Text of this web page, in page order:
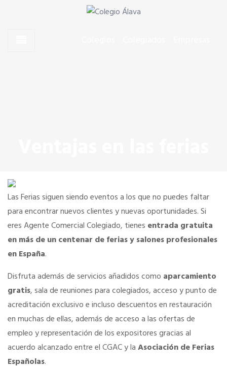
Colegio Álava
Agentes Comerciales de Álava
Dónde estamos
SERVICIOS
SERVICIOS EN TU COLEGIO
Si eres mujer o tienes menos de 36…
Curso de Acceso
Formación gratuita
Las Ferias siguen siendo eventos a los que no puedes faltar
para encontrar nuevos clientes y nuevas oportunidades. Si
eres Agente Comercial Colegiado, tienes entrada gratuita
en más de un centenar de ferias y salones profesionales
en España.
Disfruta además de servicios añadidos como aparcamiento
gratis, sala de reuniones para colegiados, acceso y punto de
acreditación exclusivo e incluso descuentos en restauración
en muchas de ellas, además de acceso a las ofertas de
empleo y representación de los expositores gracias al
acuerdo alcanzado entre el CGAC y laAsociación de Ferias
Españolas.